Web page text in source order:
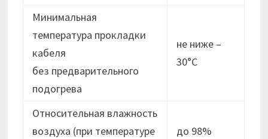
Минимальная
температура прокладки
кабеля
без предварительного
подогрева
не ниже –
30°C
Относительная влажность
воздуха (при температуре
до 98%